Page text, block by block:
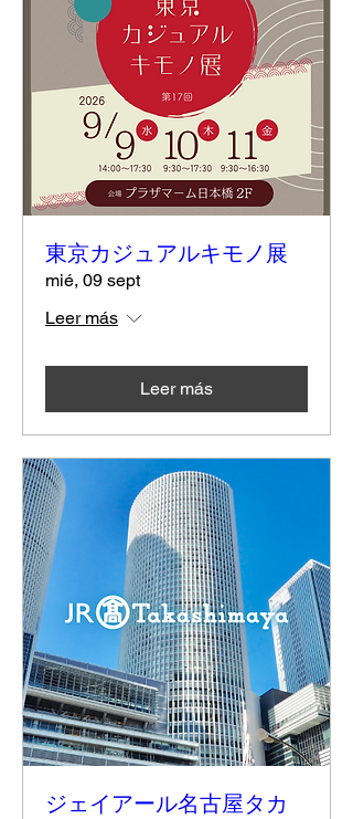
東京カジュアルキモノ展
mié, 09 sept
Leer más
Leer más
ジェイアール名古屋タカ